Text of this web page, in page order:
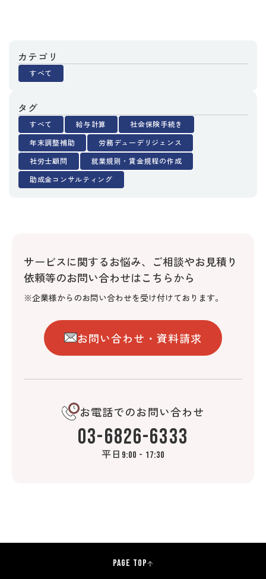
カテゴリ
すべて
タグ
すべて 給与計算
社会保険手続き
年末調整補助
労務デューデリジェンス
社労士顧問
就業規則・賃金規程の作成
助成金コンサルティング
サービスに関するお悩み、
ご相談やお見積り
依頼等のお問い合わせはこちらから
※企業様からのお問い合わせを受け付けております。
お問い合わせ・資料請求
お電話でのお問い合わせ
03-6826-6333
平日 9:00 - 17:30
PAGE TOP